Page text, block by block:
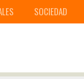
SOCIEDAD